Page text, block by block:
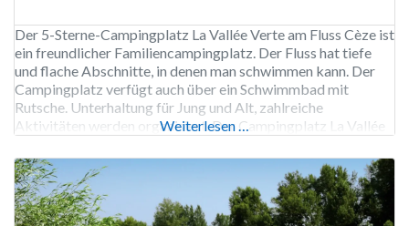
Der 5-Sterne-Campingplatz La Vallée Verte am Fluss Cèze ist
ein freundlicher Familiencampingplatz. Der Fluss hat tiefe
und flache Abschnitte, in denen man schwimmen kann. Der
Campingplatz verfügt auch über ein Schwimmbad mit
Rutsche. Unterhaltung für Jung und Alt, zahlreiche
Aktivitäten werden organisiert. Der Campingplatz La Vallée
Stellplätze, Vermietung von
Weiterlesen …